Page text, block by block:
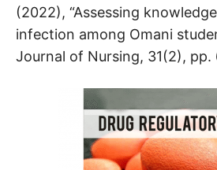
(2022), “Assessing
infection among Omani
Journal of Nursing, 31(2), pp.